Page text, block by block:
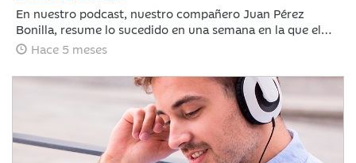
En nuestro podcast, nuestro compañero Juan Pérez
Bonilla, resume lo sucedido en una semana en la que el
precio del petróleo ha retrocedido con fuerza después de
dado un respiro tras encadenar sesiones con caídas
generalizadas ante la intensificación del conflicto bélico
de EE. UU. e Israel contra Irán
Hace 5 meses